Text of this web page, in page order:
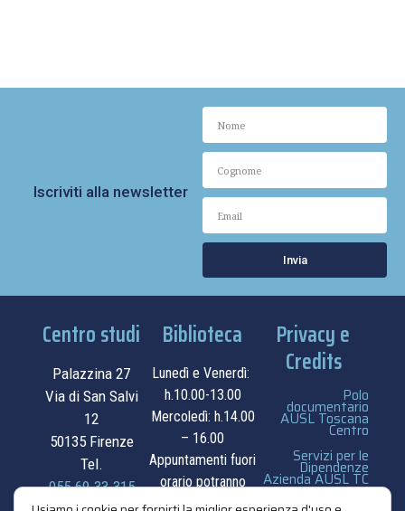
Iscriviti alla newsletter
Invia
Centro studi
Palazzina 27
Via di San Salvi
12
50135 Firenze
Tel.
055.69.33.315
Biblioteca
Lunedì e Venerdì:
h.10.00-13.00
Mercoledì: h.14.00
– 16.00
Appuntamenti fuori
orario potranno
essere
Privacy e
Credits
Polo
documentario
AUSL Toscana
Centro
Servizi per le
Dipendenze
Azienda AUSL TC